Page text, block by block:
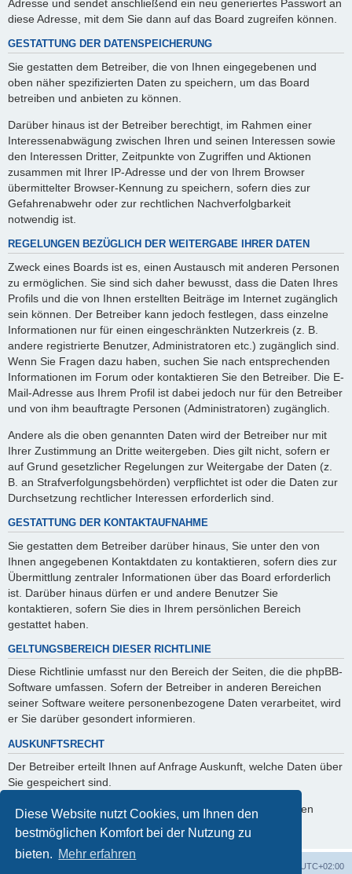
Diese Website nutzt Cookies, um Ihnen den
bestmöglichen Komfort bei der Nutzung zu
bieten. Mehr erfahren
Adresse und sendet anschließend ein neu generiertes Passwort an
diese Adresse, mit dem Sie dann auf das Board zugreifen können.
GESTATTUNG DER DATENSPEICHERUNG
Sie gestatten dem Betreiber, die von Ihnen eingegebenen und
oben näher spezifizierten Daten zu speichern, um das Board
betreiben und anbieten zu können.
Darüber hinaus ist der Betreiber berechtigt, im Rahmen einer
Interessenabwägung zwischen Ihren und seinen Interessen sowie
den Interessen Dritter, Zeitpunkte von Zugriffen und Aktionen
zusammen mit Ihrer IP-Adresse und der von Ihrem Browser
übermittelter Browser-Kennung zu speichern, sofern dies zur
Gefahrenabwehr oder zur rechtlichen Nachverfolgbarkeit
notwendig ist.
REGELUNGEN BEZÜGLICH DER WEITERGABE IHRER DATEN
Zweck eines Boards ist es, einen Austausch mit anderen Personen
zu ermöglichen. Sie sind sich daher bewusst, dass die Daten Ihres
Profils und die von Ihnen erstellten Beiträge im Internet zugänglich
sein können. Der Betreiber kann jedoch festlegen, dass einzelne
Informationen nur für einen eingeschränkten Nutzerkreis (z. B.
andere registrierte Benutzer, Administratoren etc.) zugänglich sind.
Wenn Sie Fragen dazu haben, suchen Sie nach entsprechenden
Informationen im Forum oder kontaktieren Sie den Betreiber. Die E-
Mail-Adresse aus Ihrem Profil ist dabei jedoch nur für den Betreiber
und von ihm beauftragte Personen (Administratoren) zugänglich.
Andere als die oben genannten Daten wird der Betreiber nur mit
Ihrer Zustimmung an Dritte weitergeben. Dies gilt nicht, sofern er
auf Grund gesetzlicher Regelungen zur Weitergabe der Daten (z.
B. an Strafverfolgungsbehörden) verpflichtet ist oder die Daten zur
Durchsetzung rechtlicher Interessen erforderlich sind.
GESTATTUNG DER KONTAKTAUFNAHME
Sie gestatten dem Betreiber darüber hinaus, Sie unter den von
Ihnen angegebenen Kontaktdaten zu kontaktieren, sofern dies zur
Übermittlung zentraler Informationen über das Board erforderlich
ist. Darüber hinaus dürfen er und andere Benutzer Sie
kontaktieren, sofern Sie dies in Ihrem persönlichen Bereich
gestattet haben.
GELTUNGSBEREICH DIESER RICHTLINIE
Diese Richtlinie umfasst nur den Bereich der Seiten, die die phpBB-
Software umfassen. Sofern der Betreiber in anderen Bereichen
seiner Software weitere personenbezogene Daten verarbeitet, wird
er Sie darüber gesondert informieren.
AUSKUNFTSRECHT
Der Betreiber erteilt Ihnen auf Anfrage Auskunft, welche Daten über
Sie gespeichert sind.
Sie können jederzeit die Löschung bzw. Sperrung Ihrer Daten
verlangen. Kontaktieren Sie hierzu bitte den Betreiber.
UTC+02:00